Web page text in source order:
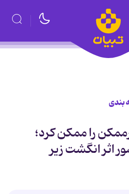
بندی
را ممکن کرد؛
اثر انگشت زیر